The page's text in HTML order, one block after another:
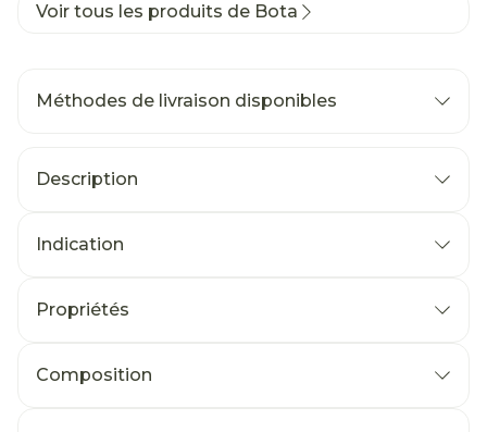
Voir tous les produits de Bota
Méthodes de livraison disponibles
Description
Indication
Propriétés
Composition